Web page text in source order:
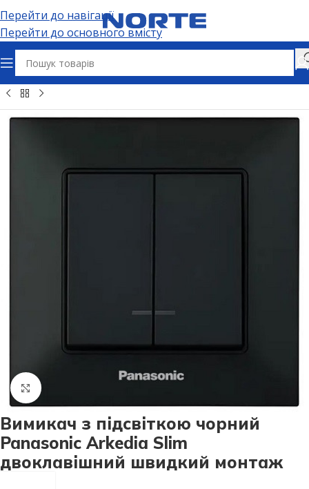
Перейти до навігації
Перейти до основного вмісту
Головна Електрофурнітура Вимикачі та дімери
Натисніть, щоб збільшити
Вимикач з підсвіткою чорний
Panasonic Arkedia Slim
двоклавішний швидкий монтаж